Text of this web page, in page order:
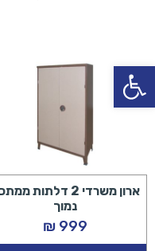
פתח סרגל נגישות
ארון משרדי 2 דלתות
נמוך
999
₪